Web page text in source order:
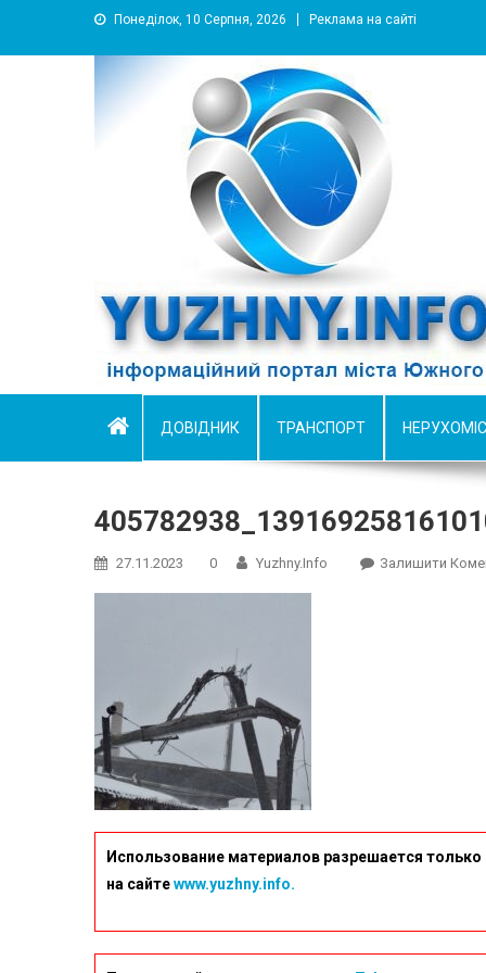
Понеділок, 10 Серпня, 2026 Реклама на сайті
YUZHNY.INFO
информационный портал города Южный
ДОВІДНИК ТРАНСПОРТ
27.11.2023 0 Yuzhny.info Залишити
Использование материалов разрешается
на сайтеwww.yuzhny.info.